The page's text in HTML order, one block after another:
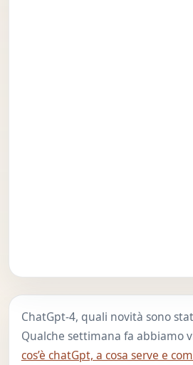
ChatGpt-4, quali novità sono
Qualche settimana fa abbiamo
cos’è chatGpt, a cosa serve e